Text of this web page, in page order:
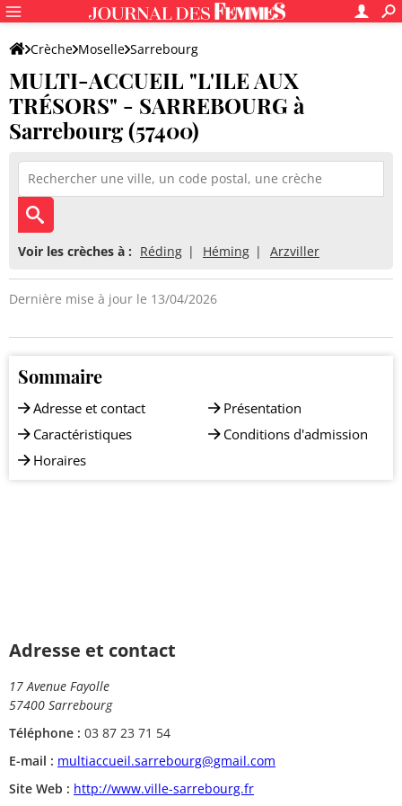
Crèche Moselle Sarrebourg
MULTI-ACCUEIL "L'ILE AUX TRÉSORS" - SARREBOURG
MULTI-ACCUEIL "L'ILE AUX
TRÉSORS" - SARREBOURG à
Sarrebourg (57400)
Voir les crèches à : Réding Héming Arzviller
Dernière mise à jour le 13/04/2026
Sommaire
Adresse et contact
Caractéristiques
Horaires
Présentation
Conditions d'admission
Adresse et contact
17 Avenue Fayolle
57400 Sarrebourg
Téléphone : 03 87 23 71 54
E-mail : multiaccueil.sarrebourg@gmail.com
Site Web : http://www.ville-sarrebourg.fr